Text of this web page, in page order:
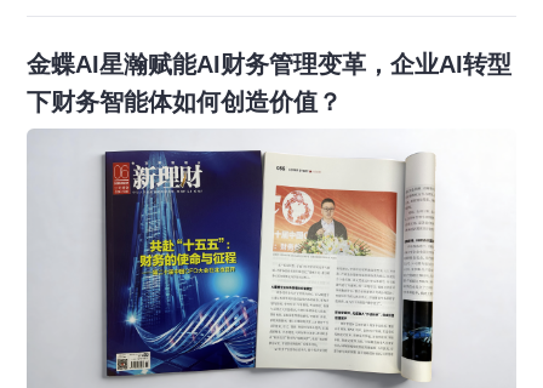
金蝶AI星瀚赋能AI财务管理变革，企业AI转型
下财务智能体如何创造价值？